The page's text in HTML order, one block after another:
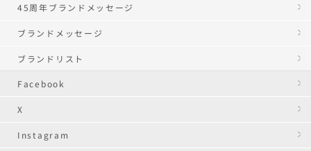
45周年ブランドメッセージ
ブランドメッセージ
ブランドリスト
Facebook
X
Instagram